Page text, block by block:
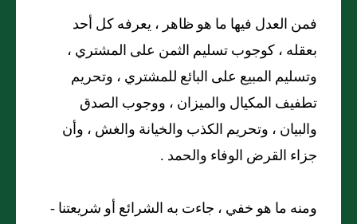
فمن العدل فيها ما هو ظاهر ، يعرفه كل أحد
بعقله ، كوجوب تسليم الثمن على المشتري ،
وتسليم المبيع على البائع للمشتري ، وتحريم
تطفيف المكيال والميزان ، ووجوب الصدق
والبيان ، وتحريم الكذب والخيانة والغش ، وأن
جزاء القرض الوفاء والحمد .
ومنه ما هو خفي ، جاءت به الشرائع أو شريعتنا -